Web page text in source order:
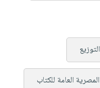
العامة للكتاب